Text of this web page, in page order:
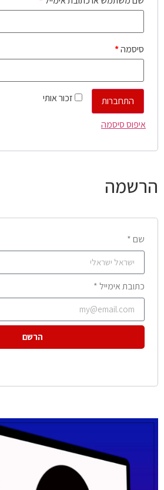
סיסמה*
זכור אותי
התחברות
איפוס סיסמה
הרשמה
שם *
כתובת אימייל *
הרשם